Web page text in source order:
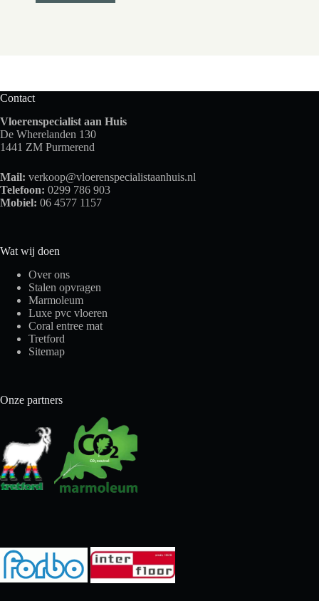
Contact
Vloerenspecialist aan Huis
De Wherelanden 130
1441 ZM Purmerend
Mail: verkoop@vloerenspecialistaanhuis.nl
Telefoon: 0299 786 903
Mobiel: 06 4577 1157
Wat wij doen
Over ons
Stalen opvragen
Marmoleum
Luxe pvc vloeren
Coral entree mat
Tretford
Sitemap
Onze partners